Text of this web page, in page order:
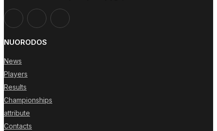
NUORODOS
News
Players
Results
Championships
attribute
Contacts